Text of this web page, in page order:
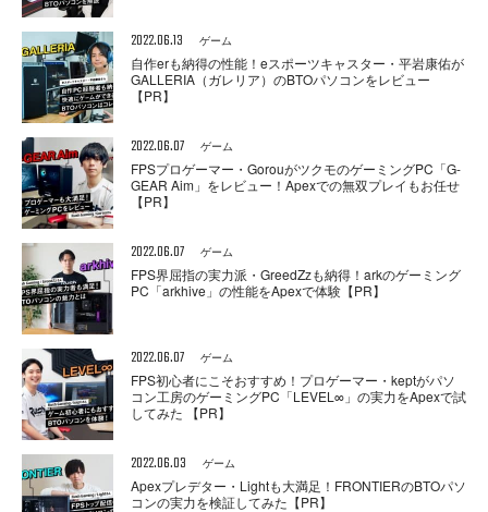
2022.06.13 ゲーム
自作erも納得の性能！eスポーツキャスター・平岩康佑が
GALLERIA（ガレリア）のBTOパソコンをレビュー
【PR】
2022.06.07 ゲーム
FPSプロゲーマー・GorouがツクモのゲーミングPC「G-
GEAR Aim」をレビュー！Apexでの無双プレイもお任せ
【PR】
2022.06.07 ゲーム
FPS界屈指の実力派・GreedZzも納得！arkのゲーミング
PC「arkhive」の性能をApexで体験【PR】
2022.06.07 ゲーム
FPS初心者にこそおすすめ！プロゲーマー・keptがパソ
コン工房のゲーミングPC「LEVEL∞」の実力をApexで試
してみた 【PR】
2022.06.03 ゲーム
Apexプレデター・Lightも大満足！FRONTIERのBTOパソ
コンの実力を検証してみた【PR】